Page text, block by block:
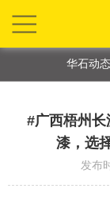
华石动态
#广西梧州
漆，选
发布